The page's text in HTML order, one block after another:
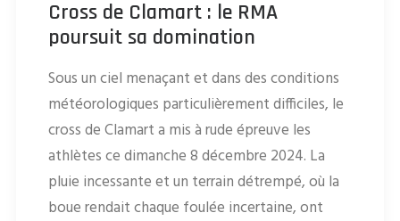
Cross de Clamart : le RMA
poursuit sa domination
Sous un ciel menaçant et dans des conditions
météorologiques particulièrement difficiles, le
cross de Clamart a mis à rude épreuve les
athlètes ce dimanche 8 décembre 2024. La
pluie incessante et un terrain détrempé, où la
boue rendait chaque foulée incertaine, ont